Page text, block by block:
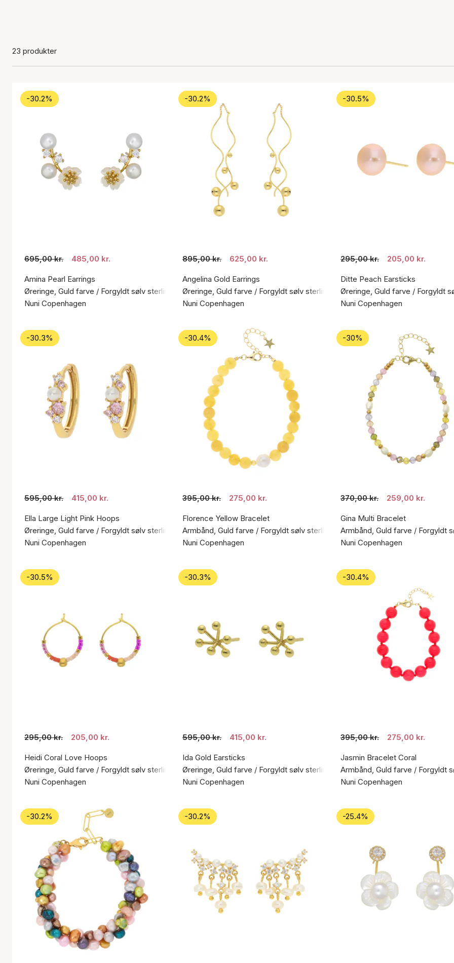
23 produkter
-30.2%
695,00 kr. 485,00 kr.
Amina Pearl Earrings
Øreringe, Guld farve / Forgyldt sølv sterling 925
Nuni Copenhagen
-30.2%
895,00 kr. 625,00 kr.
Angelina Gold Earrings
Øreringe, Guld farve / Forgyldt sølv sterling 925
Nuni Copenhagen
-30.5%
295,00 kr. 205,00 kr.
Ditte Peach Earsticks
Øreringe, Guld farve / Forgyldt
Nuni Copenhagen
-30.3%
595,00 kr. 415,00 kr.
Ella Large Light Pink Hoops
Øreringe, Guld farve / Forgyldt sølv sterling 925
Nuni Copenhagen
-30.4%
395,00 kr. 275,00 kr.
Florence Yellow Bracelet
Armbånd, Guld farve / Forgyldt sølv sterling 925
Nuni Copenhagen
-30%
370,00 kr. 259,00 kr.
Gina Multi Bracelet
Armbånd, Guld farve / Forgyldt
Nuni Copenhagen
-30.5%
295,00 kr. 205,00 kr.
Heidi Coral Love Hoops
Øreringe, Guld farve / Forgyldt sølv sterling 925
Nuni Copenhagen
-30.3%
595,00 kr. 415,00 kr.
Ida Gold Earsticks
Øreringe, Guld farve / Forgyldt sølv sterling 925
Nuni Copenhagen
-30.4%
395,00 kr. 275,00 kr.
Jasmin Bracelet Coral
Armbånd, Guld farve / Forgyldt
Nuni Copenhagen
-30.2% -30.2% -25.4%